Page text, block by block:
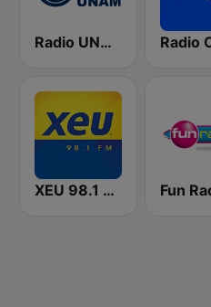
Radio UNAM 96.1 FM
XEU 98.1 FM